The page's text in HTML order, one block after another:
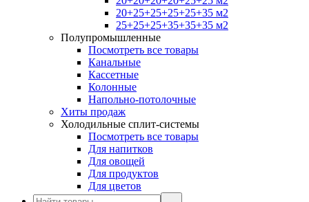
20+25+25+25+25+35 м2
25+25+25+35+35+35 м2
Полупромышленные
Посмотреть все товары
Канальные
Кассетные
Колонные
Напольно-потолочные
Хиты продаж
Холодильные сплит-системы
Посмотреть все товары
Для напитков
Для овощей
Для продуктов
Для цветов